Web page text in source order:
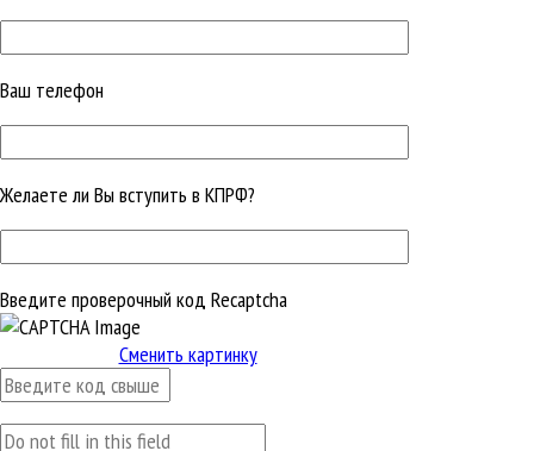
Ваш телефон
Желаете ли Вы вступить в КПРФ?
Введите проверочный код Recaptcha
Сменить картинку